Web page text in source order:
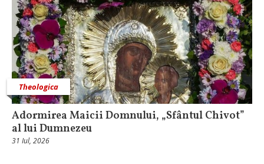
Theologica
Adormirea Maicii Domnului, „Sfântul Chivot”
al lui Dumnezeu
31 Iul, 2026